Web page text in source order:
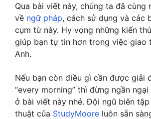
She drinks a cup of
morning after breakfast.
→
mỗi sáng sau khi ăn sáng xong.
“drinks” được chia ở thì hiện tại
là một hành động lặp đi lặp lại
Qua bài viết này, chúng ta đã cùng
về ngữ pháp, cách sử dụng và các
cụm từ này. Hy vọng những kiến
giúp bạn tự tin hơn trong việc giao
Anh.
Nếu bạn còn điều gì cần được giải
“every morning” thì đừng ngần
ở bài viết này nhé. Đội ngũ biên
thuật của StudyMoore luôn sẵn